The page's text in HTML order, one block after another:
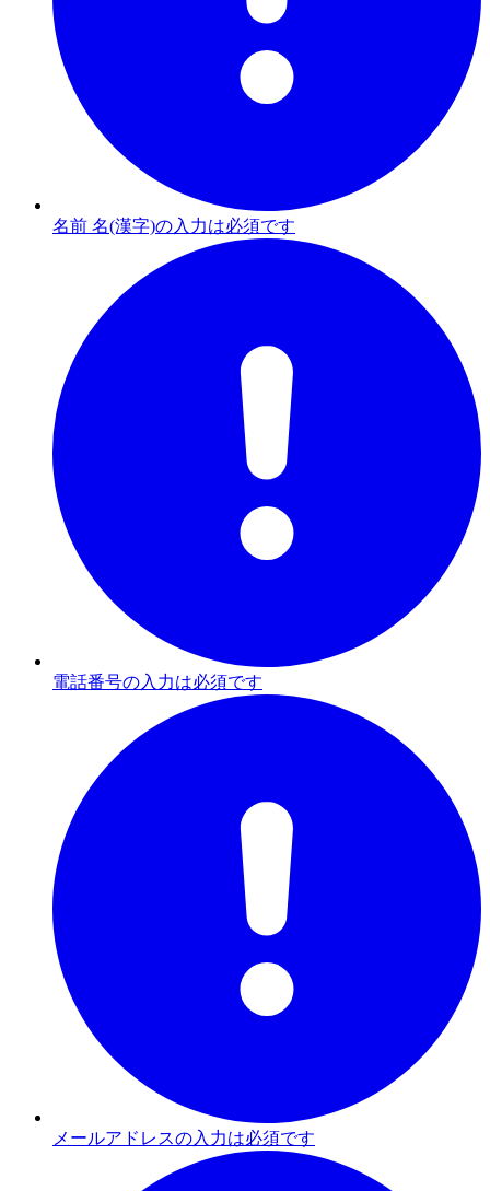
名前 名(漢字)の入力は必須です
電話番号の入力は必須です
メールアドレスの入力は必須です